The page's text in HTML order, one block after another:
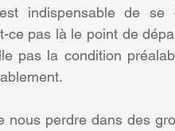
indispensable de se
ce pas là le point de
pas la condition
perdre dans des